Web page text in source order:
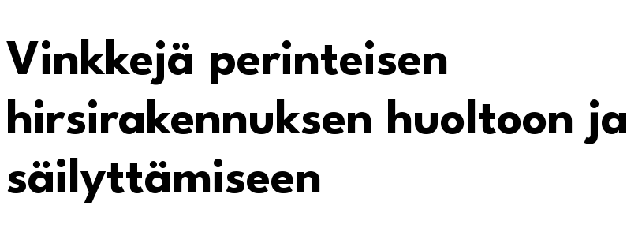
Vinkkejä perinteisen
hirsirakennuksen huoltoon ja
säilyttämiseen